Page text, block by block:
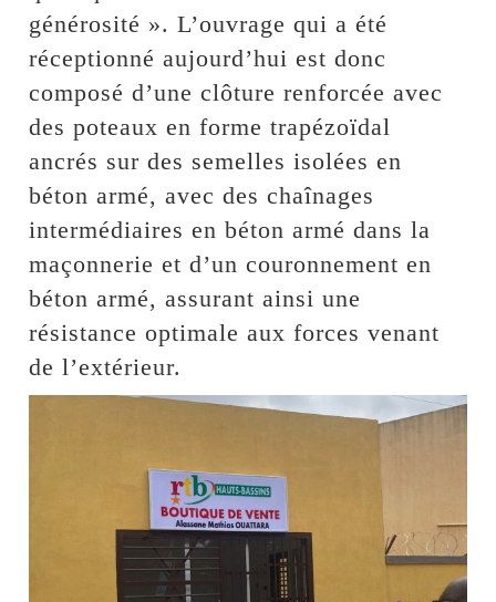
générosité ». L’ouvrage qui a été
réceptionné aujourd’hui est donc
composé d’une clôture renforcée avec
des poteaux en forme trapézoïdal
ancrés sur des semelles isolées en
béton armé, avec des chaînages
intermédiaires en béton armé dans la
maçonnerie et d’un couronnement en
béton armé, assurant ainsi une
résistance optimale aux forces venant
de l’extérieur.